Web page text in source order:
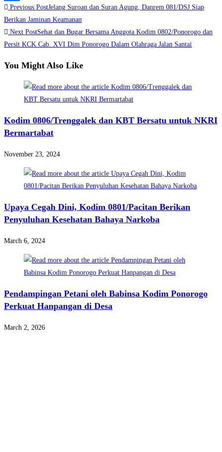
Share
Read
more
articles
Previous PostJelang Suroan dan Suran Agung, Danrem 081/DSJ Siap
Berikan Jaminan Keamanan
Next PostSehat dan Bugar Bersama Anggota Kodim 0802/Ponorogo dan
Persit KCK Cab. XVI Dim Ponorogo Dalam Olahraga Jalan Santai
You Might Also Like
Kodim 0806/Trenggalek dan KBT Bersatu untuk NKRI
Bermartabat
November 23, 2024
Upaya Cegah Dini, Kodim 0801/Pacitan Berikan
Penyuluhan Kesehatan Bahaya Narkoba
March 6, 2024
Pendampingan Petani oleh Babinsa Kodim Ponorogo
Perkuat Hanpangan di Desa
March 2, 2026